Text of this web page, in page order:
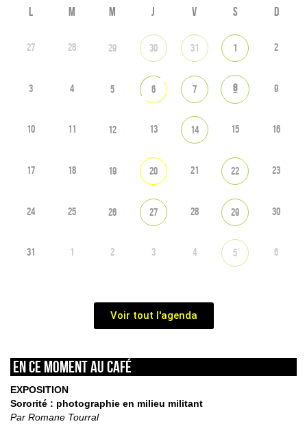
L M M J V S D
27 28 29 30 31 1 2
3 4 5 6 7 8 9
10 11 12 13 14 15 16
17 18 19 20 21 22 23
24 25 26 27 28 29 30
31 1 2 3 4 5 6
Voir tout l'agenda
En ce moment au café
EXPOSITION
Sororité : photographie en milieu militant
Par Romane Tourral